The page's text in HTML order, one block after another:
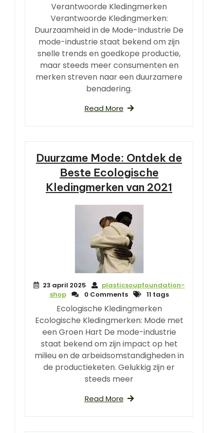
Verantwoorde Kledingmerken
Verantwoorde Kledingmerken:
Duurzaamheid in de Mode-Industrie De
mode-industrie staat bekend om zijn
snelle trends en goedkope productie,
maar steeds meer consumenten en
merken streven naar een duurzamere
benadering.
Read More
Duurzame Mode: Ontdek de
Beste Ecologische
Kledingmerken van 2021
23 april 2025
plasticsoupfoundation-
shop
0 Comments 11 tags
Ecologische Kledingmerken
Ecologische Kledingmerken: Mode met
een Groen Hart De mode-industrie
staat bekend om zijn impact op het
milieu en de arbeidsomstandigheden in
de productieketen. Gelukkig zijn er
steeds meer
Read More